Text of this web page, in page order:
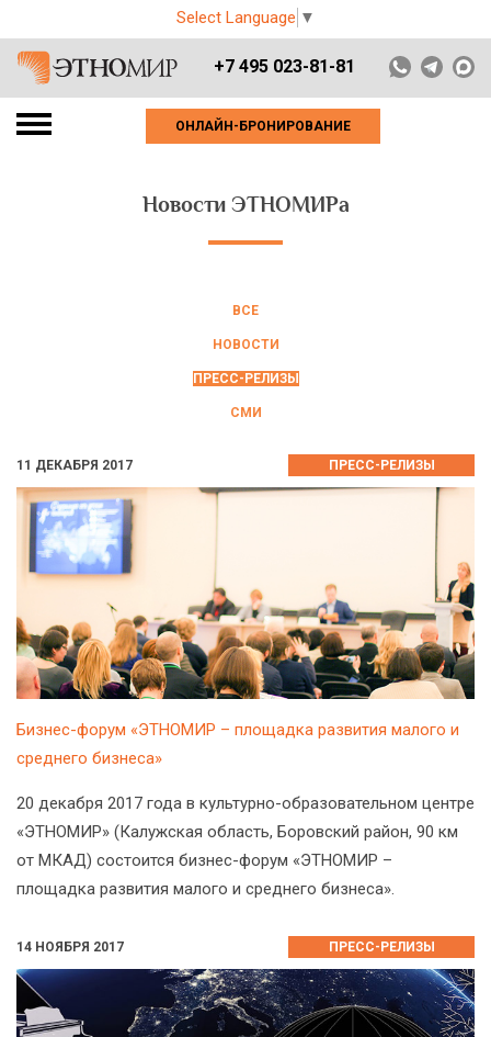
Select Language ▼
+7 495 023-81-81
ОНЛАЙН-БРОНИРОВАНИЕ
Новости ЭТНОМИРа
ВСЕ
НОВОСТИ
ПРЕСС-РЕЛИЗЫ
СМИ
11 ДЕКАБРЯ 2017 ПРЕСС-РЕЛИЗЫ
Бизнес-форум «ЭТНОМИР – площадка развития малого и
среднего бизнеса»
20 декабря 2017 года в культурно-образовательном центре
«ЭТНОМИР» (Калужская область, Боровский район, 90 км
от МКАД) состоится бизнес-форум «ЭТНОМИР –
площадка развития малого и среднего бизнеса».
14 НОЯБРЯ 2017 ПРЕСС-РЕЛИЗЫ